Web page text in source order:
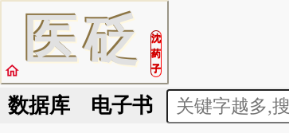
医砭
沈
药
子
home
数据库 电子书